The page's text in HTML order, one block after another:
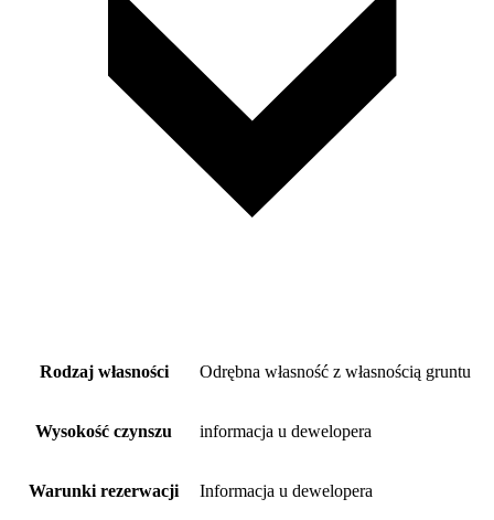
Rodzaj własności Odrębna własność z własnością gruntu
Wysokość czynszu informacja u dewelopera
Warunki rezerwacji Informacja u dewelopera